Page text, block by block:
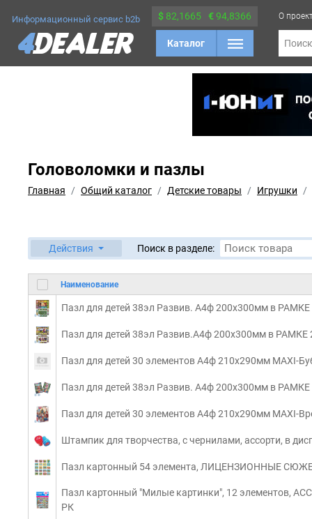
Информационный сервис b2b $ 82,1665 €94,8366
Каталог
О
Поиск
Головоломки и пазлы
Главная Общий каталог Детские товары Игрушки
Действия Поиск в разделе:
Наименование
Пазл для детей 38эл Развив. А4ф 200х300мм в
Пазл для детей 38эл Развив.А4ф 200х300мм в РАМКЕ
Пазл для детей 30 элементов А4ф 210х290мм MAXI-
Пазл для детей 38эл Развив. А4ф 200х300мм в
Пазл для детей 30 элементов А4ф 210х290мм MAXI-
Штампик для творчества, с чернилами, ассорти, в
Пазл картонный 54 элемента, ЛИЦЕНЗИОННЫЕ
Пазл картонный "Милые картинки", 12 элементов,
РК